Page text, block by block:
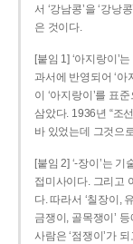
서 ‘강남콩’을 ‘강낭
은 것이다.
[붙임 1] ‘아지랑이’
과서에 반영되어 ‘아
이 ‘아지랑이’를 표
삼았다. 1936년 “조
바 있었는데 그것으
[붙임 2] ‘-장이’는
접미사이다. 그리고
다. 따라서 ‘칠장이,
금쟁이, 골목쟁이’
사람은 ‘점쟁이’가